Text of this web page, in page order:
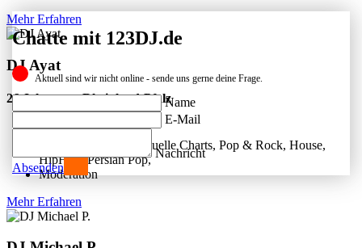
Mehr Erfahren
DJ Ayat
26 Jahre, aus Rheinland-Pfalz
DJ seit2018
80er, 90er, 2000er, aktuelle Charts, Pop & Rock, House,
HipHop, Persian Pop,
Moderation
Mehr Erfahren
Chatte mit 123DJ.de
Aktuell sind wir nicht online - sende uns gerne deine Frage.
Name
E-Mail
Nachricht
Absenden